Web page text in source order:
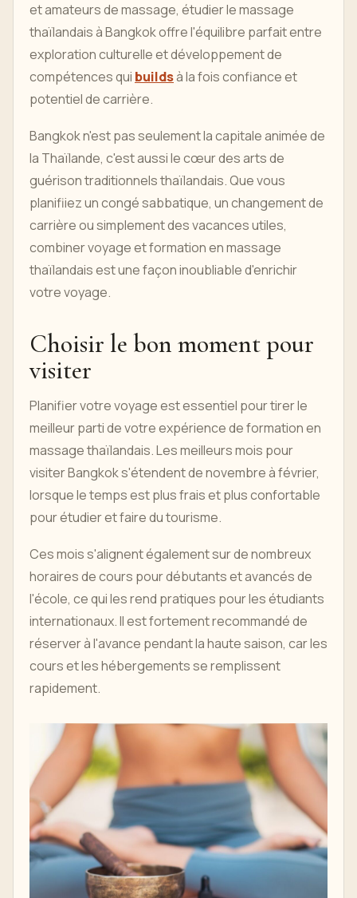
et amateurs de massage, étudier le massage
thaïlandais à Bangkok offre l'équilibre parfait entre
exploration culturelle et développement de
compétences qui buildsà la fois confiance et
potentiel de carrière.
Bangkok n'est pas seulement la capitale animée de
la Thaïlande, c'est aussi le cœur des arts de
guérison traditionnels thaïlandais. Que vous
planifiiez un congé sabbatique, un changement de
carrière ou simplement des vacances utiles,
combiner voyage et formation en massage
thaïlandais est une façon inoubliable d'enrichir
votre voyage.
Choisir le bon moment pour
visiter
Planifier votre voyage est essentiel pour tirer le
meilleur parti de votre expérience de formation en
massage thaïlandais. Les meilleurs mois pour
visiter Bangkok s'étendent de novembre à février,
lorsque le temps est plus frais et plus confortable
pour étudier et faire du tourisme.
Ces mois s'alignent également sur de nombreux
horaires de cours pour débutants et avancés de
l'école, ce qui les rend pratiques pour les étudiants
internationaux. Il est fortement recommandé de
réserver à l'avance pendant la haute saison, car les
cours et les hébergements se remplissent
rapidement.